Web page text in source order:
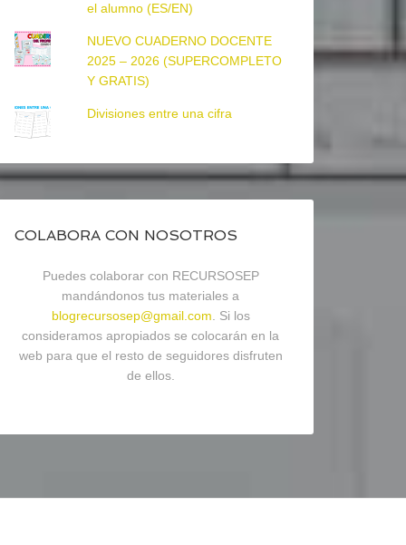
el alumno (ES/EN)
NUEVO CUADERNO DOCENTE
2025 – 2026 (SUPERCOMPLETO
Y GRATIS)
Divisiones entre una cifra
COLABORA CON NOSOTROS
Puedes colaborar con RECURSOSEP
mandándonos tus materiales a
blogrecursosep@gmail.com . Si los
consideramos apropiados se colocarán en la
web para que el resto de seguidores disfruten
de ellos.